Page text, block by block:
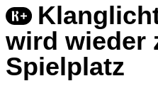
wird wieder
Spielplatz